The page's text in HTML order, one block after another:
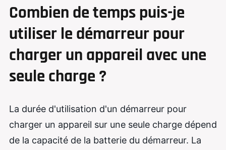
Combien de temps puis-je
utiliser le démarreur pour
charger un appareil avec une
seule charge ?
La durée d'utilisation d'un démarreur pour
charger un appareil sur une seule charge dépend
de la capacité de la batterie du démarreur. La